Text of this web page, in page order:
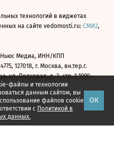
файлы и технологии
данным сайтом, вы
файлов cookie
с Политикой в
данных.
ОК
технологий в виджетах
на сайте vedomosti.ru: СМИ2,
Медиа, ИНН/КПП
127018, г. Москва, вн.тер.г.
ул. Полковая, д. 3, стр. 1 1999—